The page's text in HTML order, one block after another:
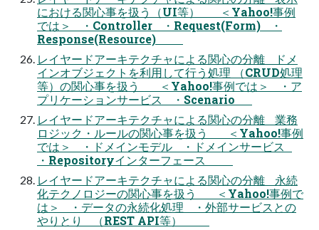
における関心事を扱う（UI等） ＜Yahoo!事例
では＞ ・Controller ・Request(Form) ・
Response(Resource)
レイヤードアーキテクチャによる関心の分離 ドメ
インオブジェクトを利用して行う処理 （CRUD処理
等）の関心事を扱う ＜Yahoo!事例では＞ ・ア
プリケーションサービス ・Scenario
レイヤードアーキテクチャによる関心の分離 業務
ロジック・ルールの関心事を扱う ＜Yahoo!事例
では＞ ・ドメインモデル ・ドメインサービス
・Repositoryインターフェース
レイヤードアーキテクチャによる関心の分離 永続
化テクノロジーの関心事を扱う ＜Yahoo!事例で
は＞ ・データの永続化処理 ・外部サービスとの
やりとり （REST API等）